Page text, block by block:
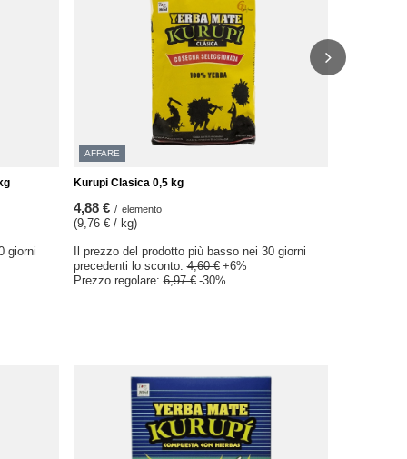
giorni
AFFARE
Kurupi Clasica 0,5 kg
4,88 € / elemento
(9,76 € / kg)
Il prezzo del prodotto più basso nei 30 giorni
precedenti lo sconto:4,60 € +6%
Prezzo regolare:6,97 € -30%
Prezzo